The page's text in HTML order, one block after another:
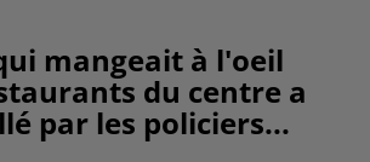
mangeait à l'oeil
du centre a
par les policiers...